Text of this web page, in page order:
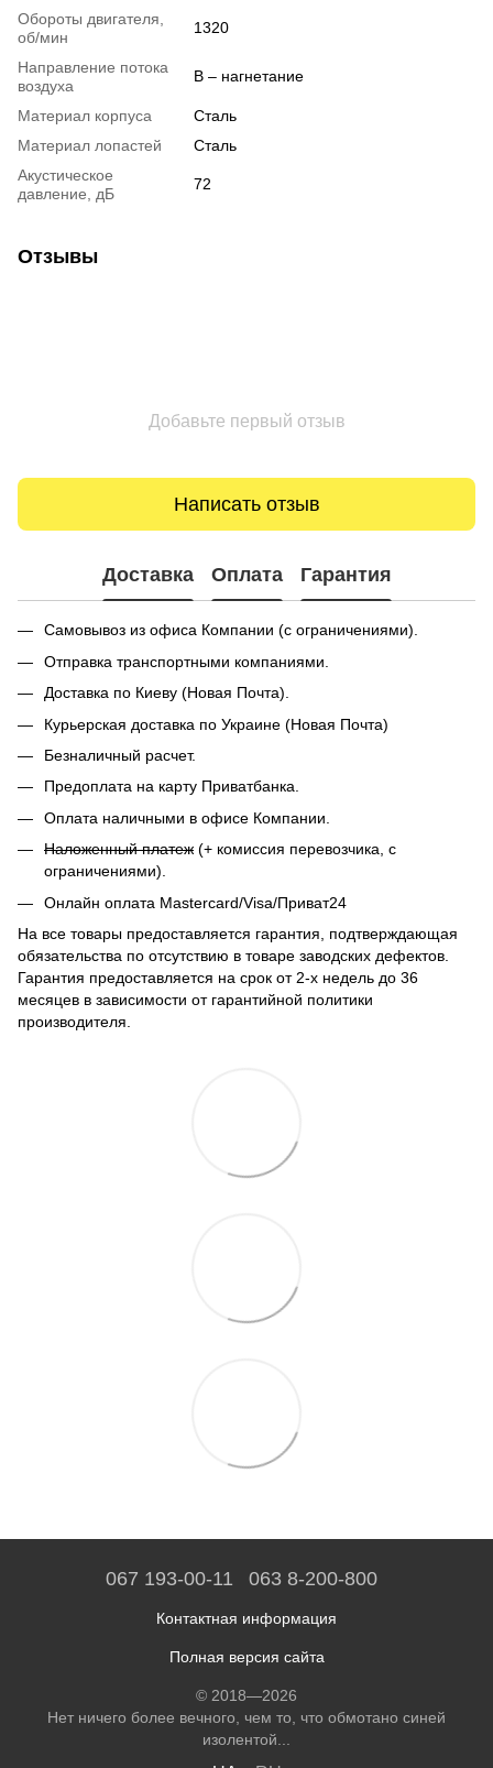
Обороты двигателя,
об/мин
1320
Направление потока
воздуха
B – нагнетание
Материал корпуса
Сталь
Материал лопастей
Сталь
Акустическое
давление, дБ
72
Отзывы
Добавьте первый отзыв
Написать отзыв
Доставка Оплата Гарантия
Самовывоз из офиса Компании (с ограничениями).
Отправка транспортными компаниями.
Доставка по Киеву (Новая Почта).
Курьерская доставка по Украине (Новая Почта)
Безналичный расчет.
Предоплата на карту Приватбанка.
Оплата наличными в офисе Компании.
Наложенный платеж (+ комиссия перевозчика, с
ограничениями).
Онлайн оплата Mastercard/Visa/Приват24
На все товары предоставляется гарантия, подтверждающая
обязательства по отсутствию в товаре заводских дефектов.
Гарантия предоставляется на срок от 2-х недель до 36
месяцев в зависимости от гарантийной политики
производителя.
067 193-00-11 063 8-200-800
Контактная информация
Полная версия сайта
© 2018—2026
Нет ничего более вечного, чем то, что обмотано синей
изолентой...